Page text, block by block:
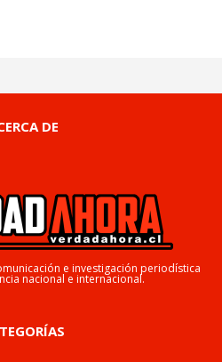
DE
e investigación periodística
nacional e internacional.